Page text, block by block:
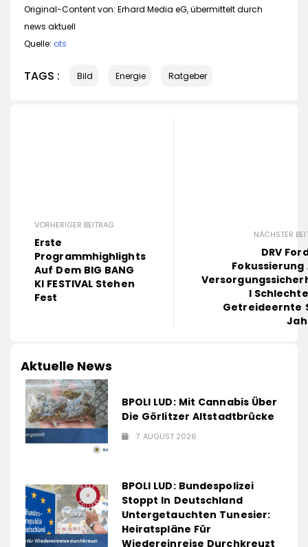
Original-Content von: Erhard Media eG, übermittelt durch
news aktuell
Quelle: ots
TAGS : Bild Energie Ratgeber
VORHERIGER BEITRAG
Erste
Programmhighlights
Auf Dem BIG BANG
KI FESTIVAL Stehen
Fest
NÄCHSTER
DRV
Fokussierung
I
Getreideernte
Aktuelle News
BPOLI LUD: Mit Cannabis Über
Die Görlitzer Altstadtbrücke
7. AUGUST 2026
BPOLI LUD: Bundespolizei
Stoppt In Deutschland
Untergetauchten Tunesier:
Heiratspläne Für
Wiedereinreise Durchkreuzt